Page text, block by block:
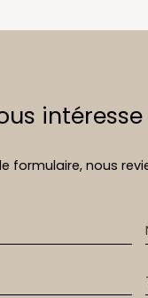
intéresse
formulaire, nous